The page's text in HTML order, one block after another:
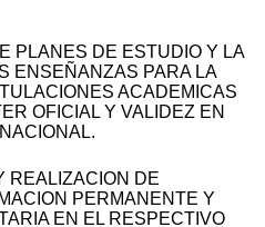
PLANES DE ESTUDIO Y LA
ENSEÑANZAS PARA LA
ACADEMICAS
OFICIAL Y VALIDEZ EN
REALIZACION DE
PERMANENTE Y
EN EL RESPECTIVO